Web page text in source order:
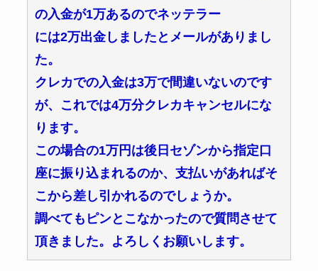
の入金が1万あるのでネッテラー
には2万出金しましたとメールがありまし
た。
クレカでの入金は3万で間違いないのです
が、これでは4万分クレカキャンセルにな
ります。
この場合の1万円は後日セゾンから指定口
座に振り込まれるのか、支払いがあればそ
こから差し引かれるのでしょうか。
調べてもピンとこなかったので質問させて
頂きました。よろしくお願いします。